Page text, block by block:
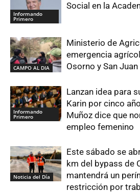
Informando
Primero
Social en la
CAMPO AL DIA
Ministerio de
emergencia
Osorno y San
Informando
Primero
Lanzan idea para
Karin por cinco
Muñoz dice que
empleo femenino
Noticia del Día
Este sábado se
km del bypass de
mantendrá un
restricción por